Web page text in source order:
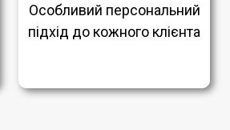
Особливий персональний
підхід до кожного клієнта